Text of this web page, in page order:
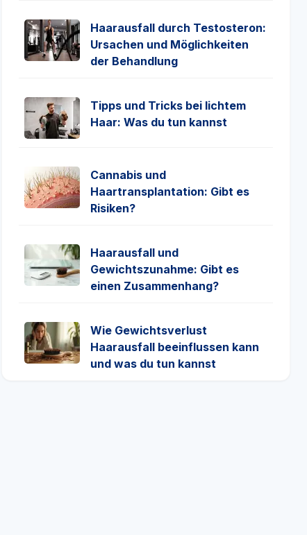
Haarausfall durch Testosteron:
Ursachen und Möglichkeiten
der Behandlung
Tipps und Tricks bei lichtem
Haar: Was du tun kannst
Cannabis und
Haartransplantation: Gibt es
Risiken?
Haarausfall und
Gewichtszunahme: Gibt es
einen Zusammenhang?
Wie Gewichtsverlust
Haarausfall beeinflussen kann
und was du tun kannst